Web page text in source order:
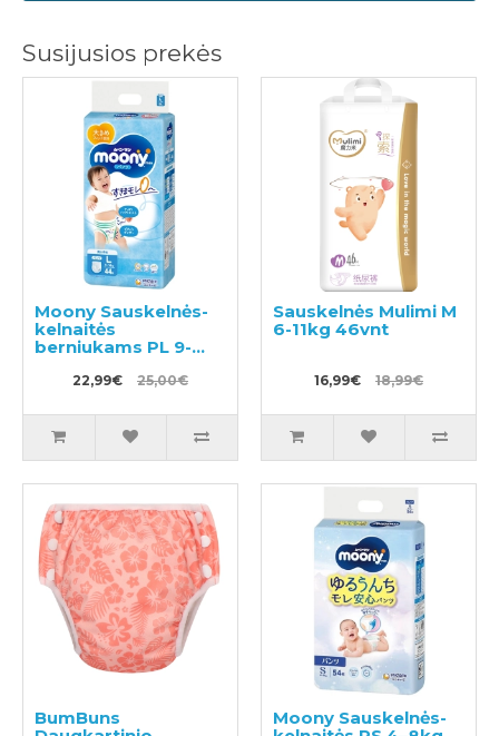
Susijusios prekės
Moony Sauskelnės-
kelnaitės
berniukams PL 9-
22,99€ 25,00€
Sauskelnės Mulimi M
6-11kg 46vnt
16,99€ 18,99€
BumBuns
Moony Sauskelnės-